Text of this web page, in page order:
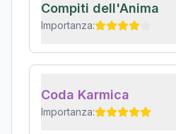
Compiti dell'Anima
Importanza:
Coda Karmica
Importanza: